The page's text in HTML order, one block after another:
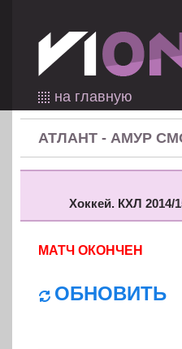
на главную
АТЛАНТ - АМУР
Хоккей. КХЛ 2014/
МАТЧ ОКОНЧЕН
ОБНОВИТЬ